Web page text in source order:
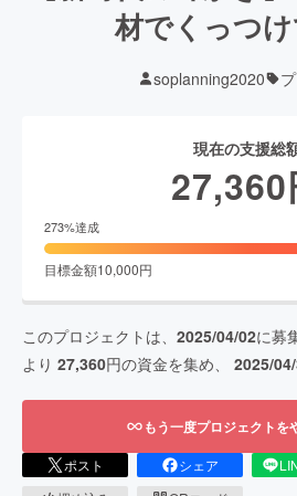
材でくっつ
soplanning2020
現在の支援総
27,360
273%達成
目標金額10,000円
このプロジェクトは、 2025/04/02に募
より 27,360円の資金を集め、 2025/
もう一度プロジェクトを
ポスト シェア